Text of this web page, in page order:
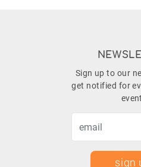
Sign up to our
get notified for
sign